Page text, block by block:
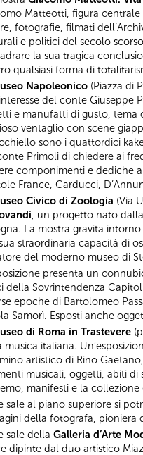
Matteotti, figura
fotografie, filmati
e politici del secolo
la sua tragica
qualsiasi forma di
Napoleonico (Piazza di
del conte Giuseppe
e manufatti di gusto, tema
ventaglio con scene
sono i quattordici
Primoli di chiedere ai
componimenti e dediche
France, Carducci,
Civico di Zoologia (Via
, un progetto nato
La mostra gravita
straordinaria capacità di
del moderno museo di
presenta un
della Sovrintendenza
epoche di Bartolomeo
Samorì. Esposti anche
di Roma in Trastevere
musica italiana.
artistico di Rino
musicali, oggetti, abiti di
manifesti e la
sale al piano superiore si
della fotografa, pioniera
sale della Galleria d’Arte
dipinte dal duo artistico